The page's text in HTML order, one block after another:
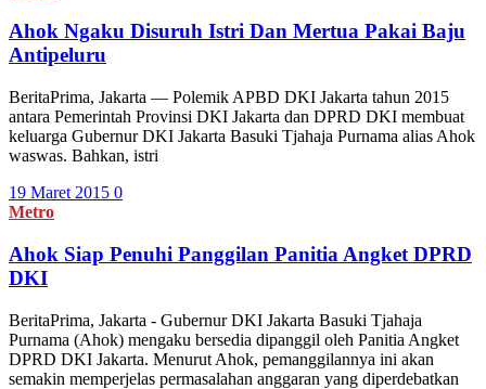
Ahok Ngaku Disuruh Istri Dan Mertua Pakai Baju
Antipeluru
BeritaPrima, Jakarta — Polemik APBD DKI Jakarta tahun 2015
antara Pemerintah Provinsi DKI Jakarta dan DPRD DKI membuat
keluarga Gubernur DKI Jakarta Basuki Tjahaja Purnama alias Ahok
waswas. Bahkan, istri
19 Maret 2015 0
Metro
Ahok Siap Penuhi Panggilan Panitia Angket DPRD
DKI
BeritaPrima, Jakarta - Gubernur DKI Jakarta Basuki Tjahaja
Purnama (Ahok) mengaku bersedia dipanggil oleh Panitia Angket
DPRD DKI Jakarta. Menurut Ahok, pemanggilannya ini akan
semakin memperjelas permasalahan anggaran yang diperdebatkan